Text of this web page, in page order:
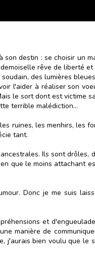
destin : se choisir un
rêve de liberté
des lumières
l'aider à réaliser son
le sort dont est victime
terrible malédiction...
ruines, les menhirs, les
tant.
Ils sont drôles,
que le moins attachant
Donc je me suis
et
manière de
j'aurais bien voulu que le